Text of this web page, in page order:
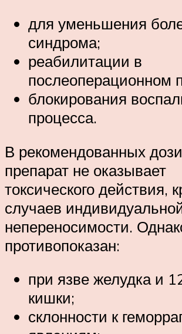
для уменьшения
синдрома;
реабилитации в
послеоперационном
блокирования
процесса.
В рекомендованных
препарат не оказывает
токсического действия,
случаев
непереносимости.
противопоказан:
при язве желудка и
кишки;
склонности к